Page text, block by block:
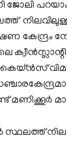
കേന്ദ്രം
കെയ്ന്‍സ്
മണിക്കൂര്‍